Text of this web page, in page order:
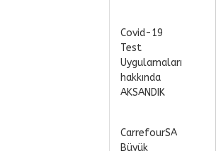
Covid-19
Test
Uygulamaları
hakkında
AKSANDIK
CarrefourSA
Büyük